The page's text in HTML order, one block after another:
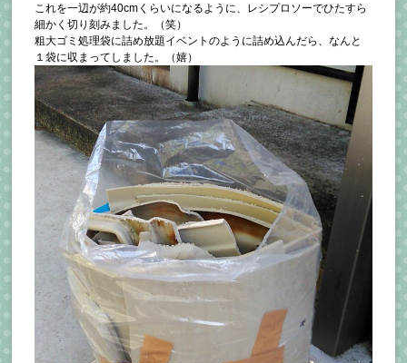
これを一辺が約40cmくらいになるように、レシプロソーでひたすら
細かく切り刻みました。（笑）
粗大ゴミ処理袋に詰め放題イベントのように詰め込んだら、なんと
１袋に収まってしました。（嬉）